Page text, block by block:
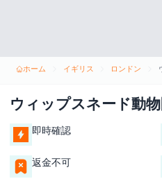
ホーム イギリス ロンドン
ウィップスネード動
即時確認
返金不可